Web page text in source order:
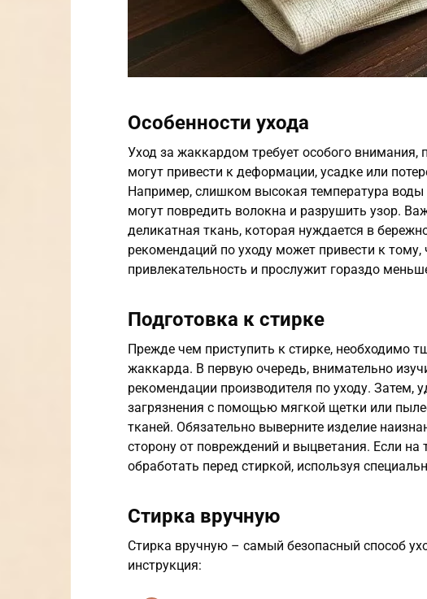
Особенности ухода
Уход за жаккардом требует особого внимания,
могут привести к деформации, усадке или
Например, слишком высокая температура
могут повредить волокна и разрушить узор.
деликатная ткань, которая нуждается в
рекомендаций по уходу может привести к
привлекательность и прослужит гораздо
Подготовка к стирке
Прежде чем приступить к стирке, необходимо
жаккарда. В первую очередь, внимательно
рекомендации производителя по уходу. Затем,
загрязнения с помощью мягкой щетки или
тканей. Обязательно выверните изделие
сторону от повреждений и выцветания. Если на
обработать перед стиркой, используя
Стирка вручную
Стирка вручную – самый безопасный способ
инструкция: